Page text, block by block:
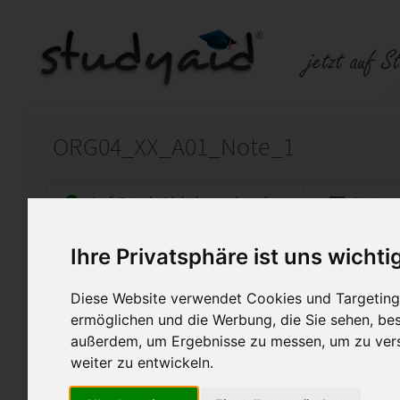
Ihre Privatsphäre ist uns
Diese Website verwendet Cookies und
ermöglichen und die Werbung, die Sie sehen,
außerdem, um Ergebnisse zu messen, um zu
weiter zu entwickeln.
ORG04_XX_A01_Note_1
Auf StudyAid.de verkaufen
Startseite Sonstiges
Note 1 - inkl. Anmerkungen
Ich biete hier meine selbst
genannte ESA an. Diese
bewertet. Bitte verwenden